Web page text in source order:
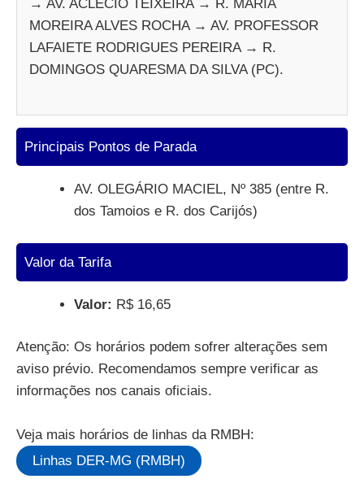
→ AV. ACLÉCIO TEIXEIRA → R. MARIA
MOREIRA ALVES ROCHA → AV. PROFESSOR
LAFAIETE RODRIGUES PEREIRA → R.
DOMINGOS QUARESMA DA SILVA (PC).
Principais Pontos de Parada
AV. OLEGÁRIO MACIEL, Nº 385 (entre R.
dos Tamoios e R. dos Carijós)
Valor da Tarifa
Valor: R$ 16,65
Atenção: Os horários podem sofrer alterações sem
aviso prévio. Recomendamos sempre verificar as
informações nos canais oficiais.
Veja mais horários de linhas da RMBH:
Linhas DER-MG (RMBH)